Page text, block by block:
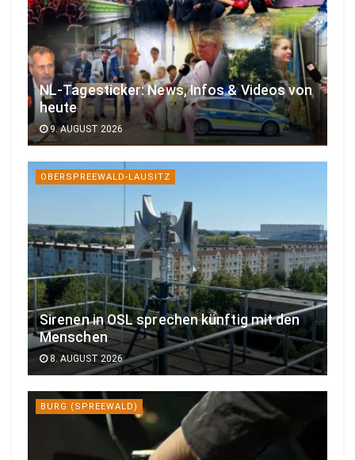
NL-Tagesticker: News, Infos & Videos von
heute
9. AUGUST 2026
OBERSPREEWALD-LAUSITZ
Sirenen in OSL sprechen künftig mit den
Menschen
8. AUGUST 2026
BURG (SPREEWALD)